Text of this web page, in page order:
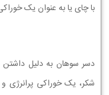
با چای یا به عنوان یک
دسر سوهان به دلیل داشتن
شکر، یک خوراکی